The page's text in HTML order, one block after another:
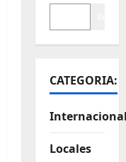
CATEGORIA:
Locales